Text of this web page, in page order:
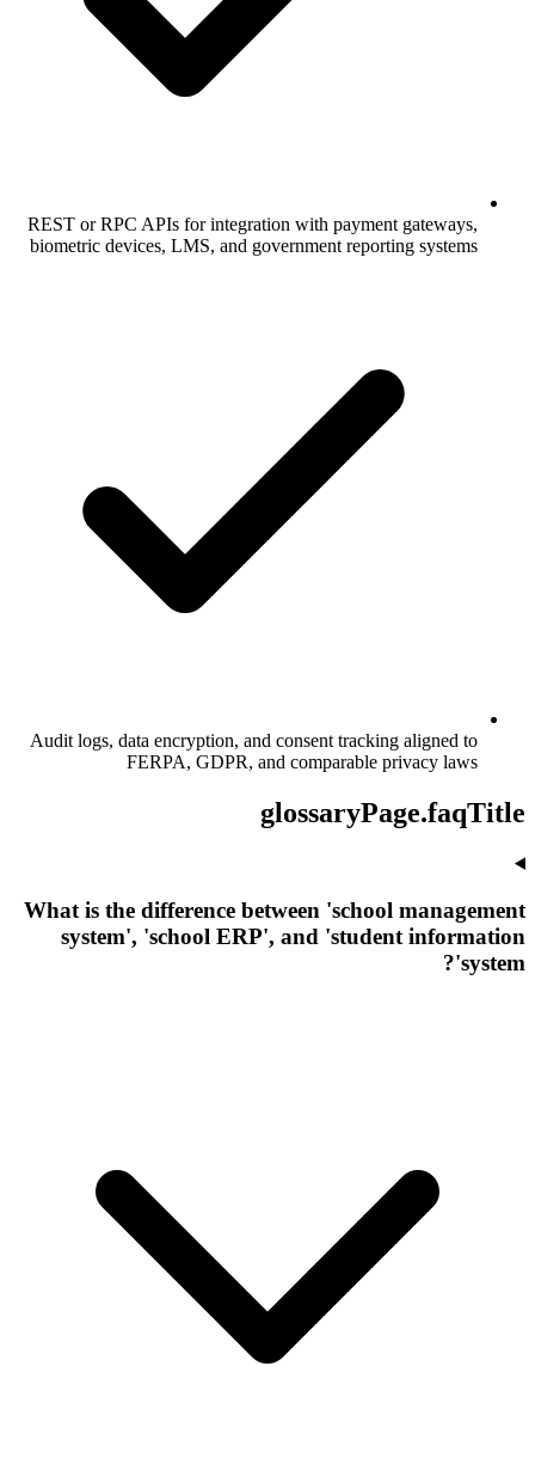
REST or RPC APIs for integration with payment gateways,
biometric devices, LMS, and government reporting systems
Audit logs, data encryption, and consent tracking aligned to
FERPA, GDPR, and comparable privacy laws
glossaryPage.faqTitle
What is the difference between 'school management
system', 'school ERP', and 'student information
system'?